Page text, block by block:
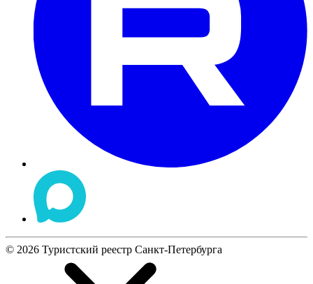
© 2026 Туристский реестр Санкт-Петербурга